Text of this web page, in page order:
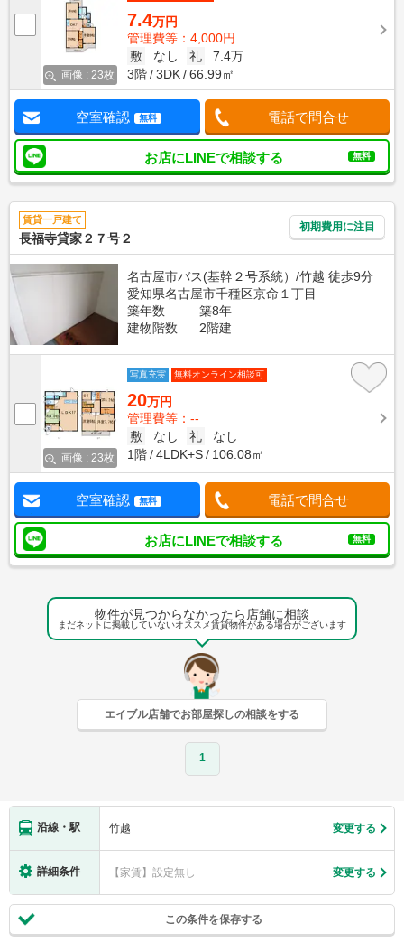
画像 : 23枚
7.4万円
管理費等：4,000円
敷
なし 礼
7.4万
3階
3DK 66.99㎡
空室確認 無料 電話で問合せ
お店にLINEで相談する 無料
賃貸一戸建て
長福寺貸家２７号２
初期費用に注目
名古屋市バス(基幹２号系統）/竹越 徒歩9分
愛知県名古屋市千種区京命１丁目
築年数
築8年
建物階数
2階建
画像 : 23枚
写真充実 無料オンライン相談可
20万円
管理費等：--
敷
なし 礼
なし
1階
4LDK+S 106.08㎡
空室確認 無料 電話で問合せ
お店にLINEで相談する 無料
物件が見つからなかったら店舗に相談
まだネットに掲載していないオススメ賃貸物件がある場合がございます
エイブル店舗でお部屋探しの相談をする
1
沿線・駅 竹越 変更する
詳細条件 【家賃】設定無し 変更する
この条件を保存する